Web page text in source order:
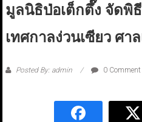
มูลนิธิป่อเต็กตึ๊ง จัดพิ
เทศกาลง่วนเซียว ศา
Posted By: admin 0 Comment